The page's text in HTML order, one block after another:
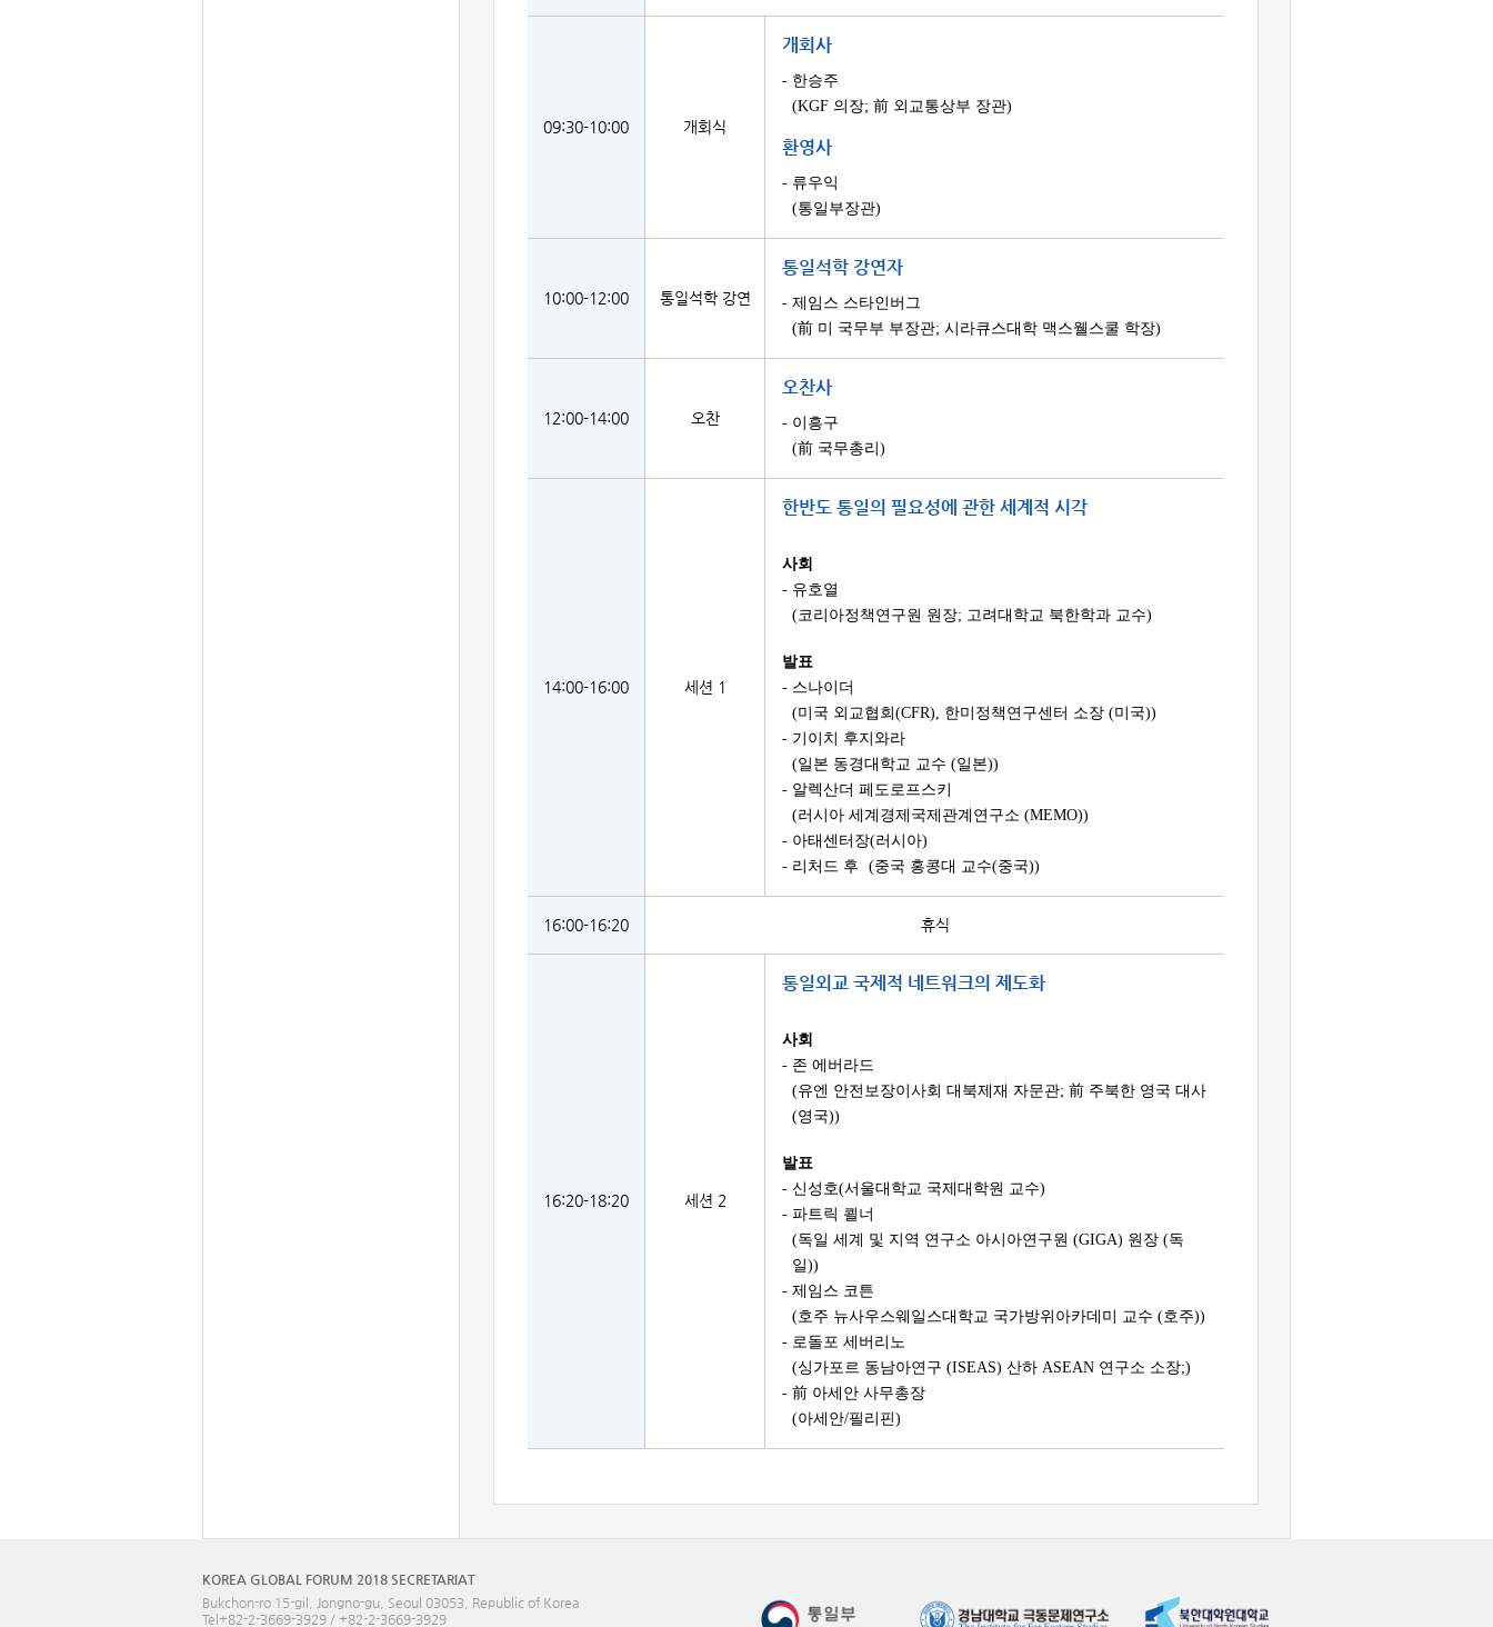
09:30-10:00 개회식
개회사
- 한승주
(KGF 의장; 前 외교통상부 장관)
환영사
- 류우익
(통일부장관)
10:00-12:00 통일석학 강연
통일석학 강연자
- 제임스 스타인버그
(前 미 국무부 부장관; 시라큐스대학 맥스웰스쿨 학장)
12:00-14:00 오찬
오찬사
- 이흥구
(前 국무총리)
14:00-16:00 세션 1
한반도 통일의 필요성에 관한 세계적 시각
사회
- 유호열
(코리아정책연구원 원장; 고려대학교 북한학과 교수)
발표
- 스나이더
(미국 외교협회(CFR), 한미정책연구센터 소장 (미국))
- 기이치 후지와라
(일본 동경대학교 교수 (일본))
- 알렉산더 페도로프스키
(러시아 세계경제국제관계연구소 (MEMO))
- 아태센터장(러시아)
- 리처드 후
(중국 홍콩대 교수(중국))
16:00-16:20 휴식
16:20-18:20 세션 2
통일외교 국제적 네트워크의 제도화
사회
- 존 에버라드
(유엔 안전보장이사회 대북제재 자문관; 前 주북한 영국 대사
(영국))
발표
- 신성호(서울대학교 국제대학원 교수)
- 파트릭 쾰너
(독일 세계 및 지역 연구소 아시아연구원 (GIGA) 원장 (독
일))
- 제임스 코튼
(호주 뉴사우스웨일스대학교 국가방위아카데미 교수 (호주))
- 로돌포 세버리노
(싱가포르 동남아연구 (ISEAS) 산하 ASEAN 연구소 소장;)
- 前 아세안 사무총장
(아세안/필리핀)
KOREA GLOBAL FORUM 2018 SECRETARIAT
Bukchon-ro 15-gil, Jongno-gu, Seoul 03053, Republic of Korea
Tel+82-2-3669-3929 / +82-2-3669-3929